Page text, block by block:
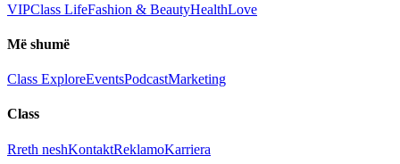
VIPClass LifeFashion & BeautyHealthLove
Më shumë
Class ExploreEventsPodcastMarketing
Class
Rreth neshKontaktReklamoKarriera